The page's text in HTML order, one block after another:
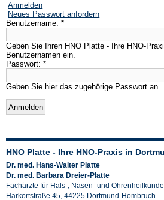
Anmelden
Neues Passwort anfordern
Benutzername: *
Geben Sie Ihren HNO Platte - Ihre HNO-
Benutzernamen ein.
Passwort: *
Geben Sie hier das zugehörige Passwort an.
HNO Platte - Ihre HNO-Praxis in
Dr. med. Hans-Walter Platte
Dr. med. Barbara Dreier-Platte
Fachärzte für Hals-, Nasen- und
Harkortstraße 45, 44225 Dortmund-Hombruch